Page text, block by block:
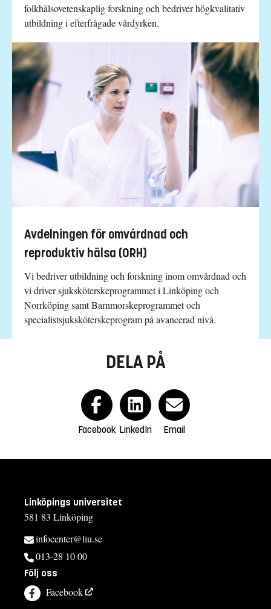
folkhälsovetenskaplig forskning och bedriver högkvalitativ
utbildning i efterfrågade vårdyrken.
Avdelningen för omvårdnad och
reproduktiv hälsa (ORH)
Vi bedriver utbildning och forskning inom omvårdnad och
vi driver sjuksköterskeprogrammet i Linköping och
Norrköping samt Barnmorskeprogrammet och
specialistsjuksköterskeprogram på avancerad nivå.
DELA PÅ
Facebook LinkedIn Email
Linköpings universitet
581 83 Linköping
infocenter@liu.se
013-28 10 00
Följ oss
Facebook